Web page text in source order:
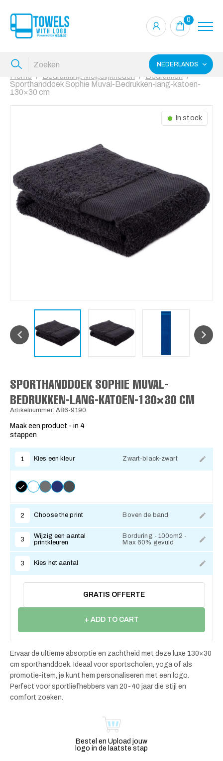
0
NEDERLANDS
Home Bedrukking Mogelijkheden
Bedrukken
Sporthanddoek Sophie Muval-Bedrukken-lang-katoen-
130×30 cm
In stock
SPORTHANDDOEK SOPHIE MUVAL-
BEDRUKKEN-LANG-KATOEN-130×30 CM
Artikelnummer: A86-9190
Maak een product - in 4
stappen
1 Kies een kleur Zwart-black-zwart
2 Choose the print Boven de band
3
Wijzig een aantal
printkleuren
Borduring - 100cm2 -
Max 60% gevuld
3 Kies het aantal
GRATIS OFFERTE
+ ADD TO CART
Ervaar de ultieme absorptie en zachtheid met deze luxe 130×30
cm sporthanddoek. Ideaal voor sportscholen, yoga of als
promotie-item, je kunt hem personaliseren met een logo.
Perfect voor sportliefhebbers van 20-40 jaar die stijl en
comfort zoeken.
Bestel en Upload jouw
logo in de laatste stap